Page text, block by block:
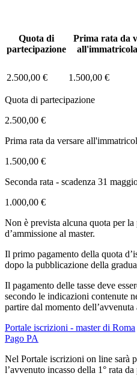
Quota di
partecipazione
Prima rata da
2.500,00 € 1.500,00 €
Quota di partecipazione
2.500,00 €
Prima rata da versare
1.500,00 €
Seconda rata - scadenza 31
1.000,00 €
Non è prevista alcuna quota per
d’ammissione al master.
Il primo pagamento della quota
dopo la pubblicazione della
Il pagamento delle tasse deve
secondo le indicazioni contenute
partire dal momento
Portale iscrizioni - master di Roma
Pago PA
Nel Portale iscrizioni on line sarà
l’avvenuto incasso della 1° rata